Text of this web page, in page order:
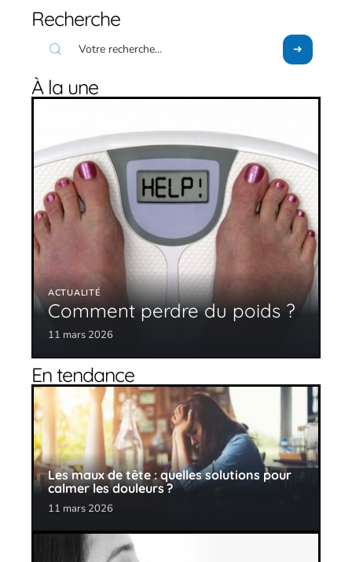
Recherche
À la une
ACTUALITÉ
Comment perdre du poids ?
11 mars 2026
En tendance
Les maux de tête : quelles solutions pour
calmer les douleurs ?
11 mars 2026